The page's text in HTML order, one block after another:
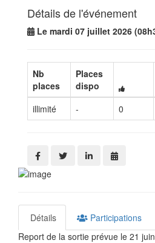
Détails de l'événement
Le mardi 07 juillet 2026
Nb
places
Places
dispo
illimité
- 0
Détails
Participations
Report de la sortie prévue le 21